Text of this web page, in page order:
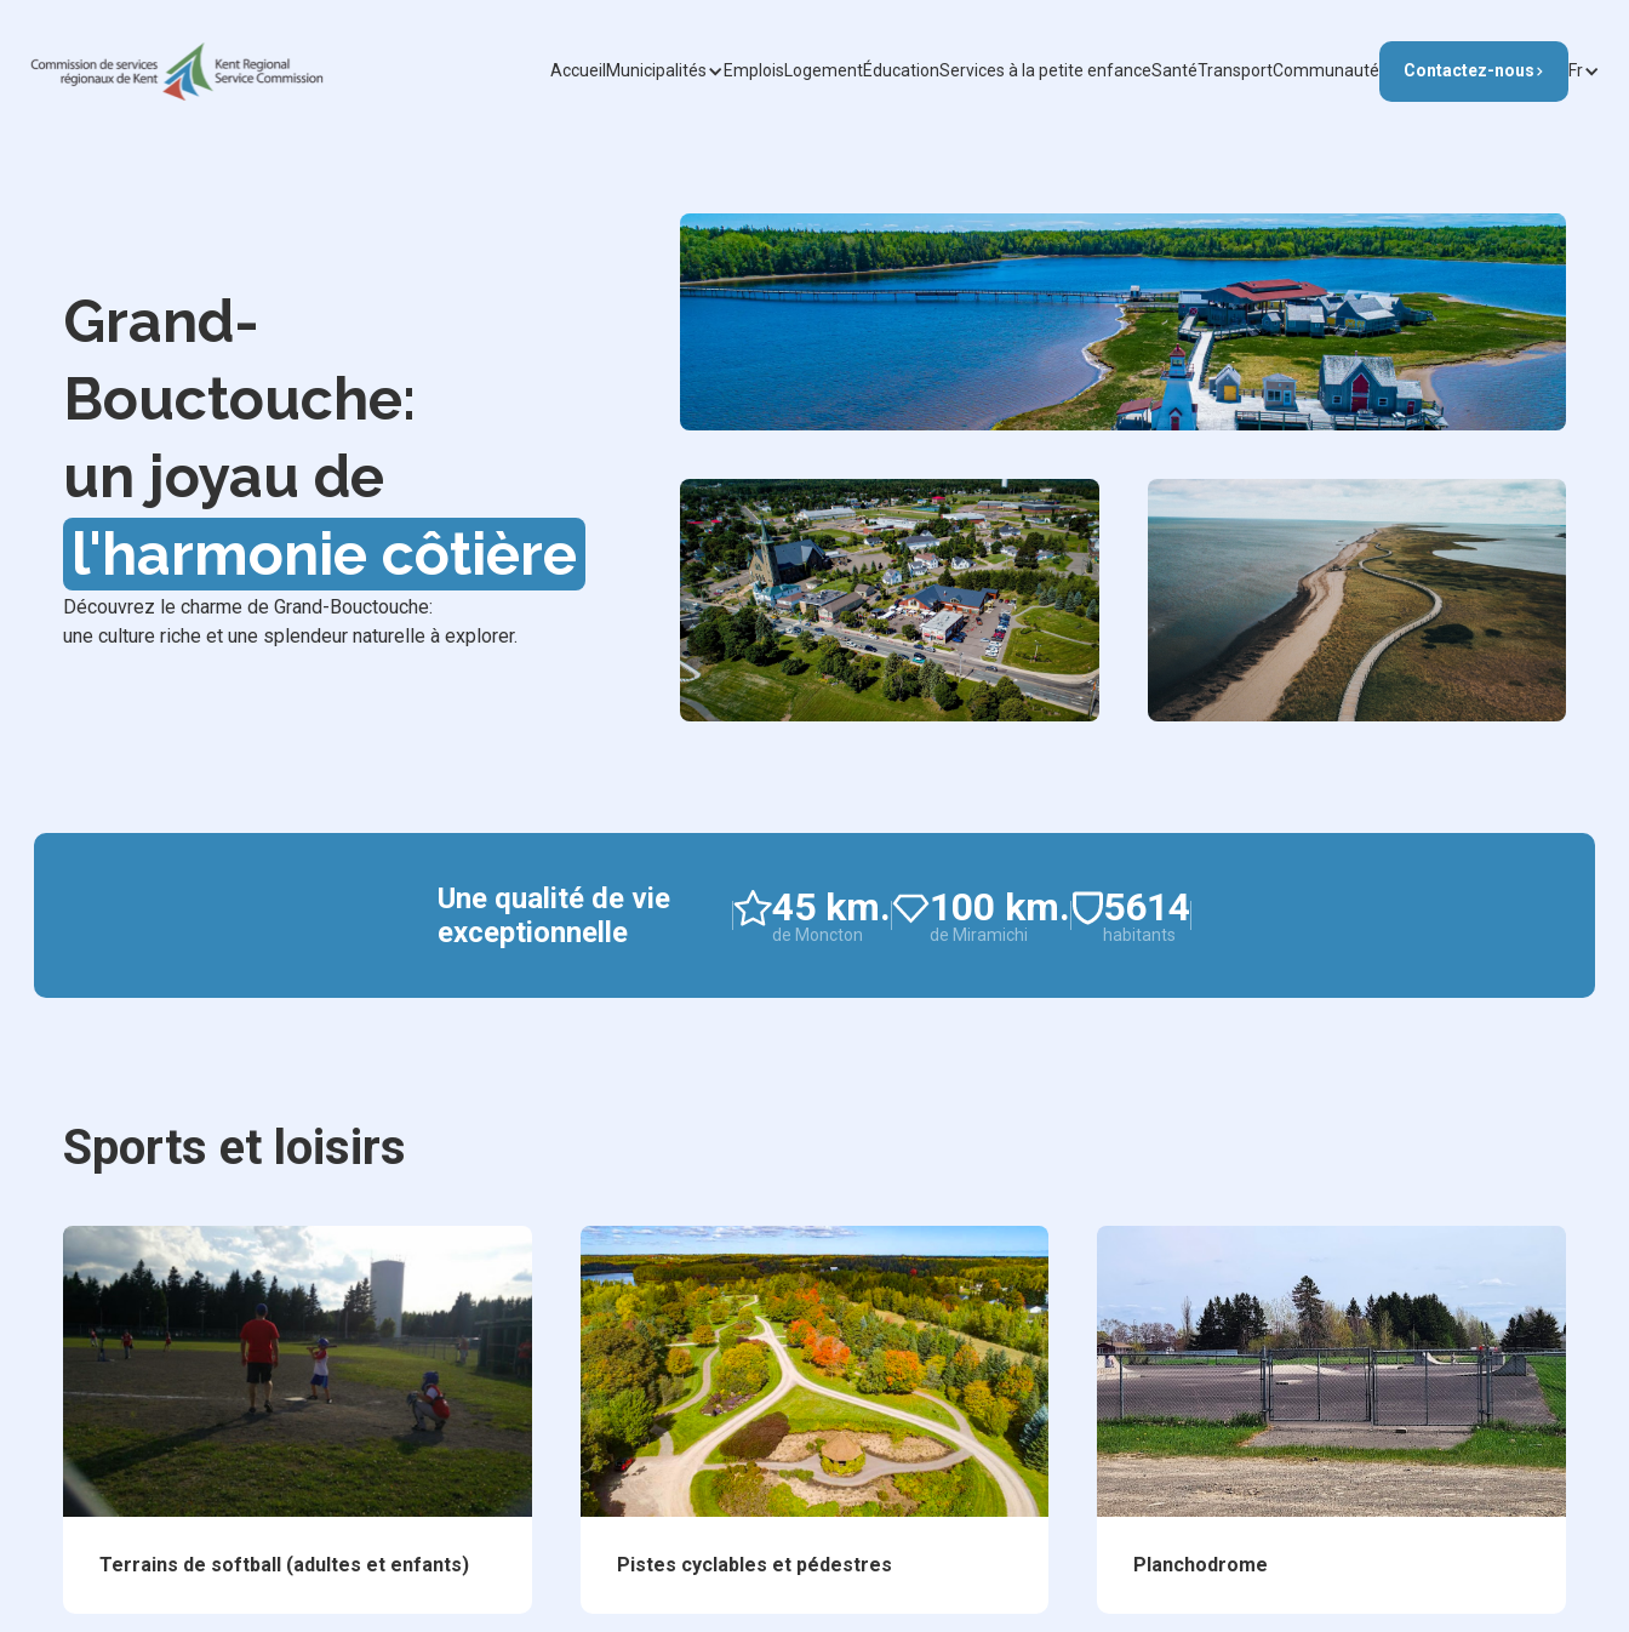
Accueil Municipalités EmploisLogementÉducationServices à la petite enfanceSantéTransportCommunauté Contactez-nous Fr
Grand-
Bouctouche:
un joyau de
l'harmonie côtière
Découvrez le charme de Grand-Bouctouche:
une culture riche et une splendeur naturelle à explorer.
Une qualité de vie
exceptionnelle
45 km.
de Moncton
100 km.
de Miramichi
5614
habitants
Sports et loisirs
Terrains de softball (adultes et enfants) Pistes cyclables et pédestres Planchodrome